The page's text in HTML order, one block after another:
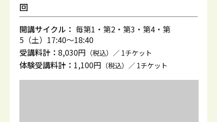
回
開講サイクル： 毎第1・第2・第3・第4・第
5（土）17:40～18:40
受講料計： 8,030円 （税込）／ 1チケット
体験受講料計： 1,100円 （税込）／ 1チケット